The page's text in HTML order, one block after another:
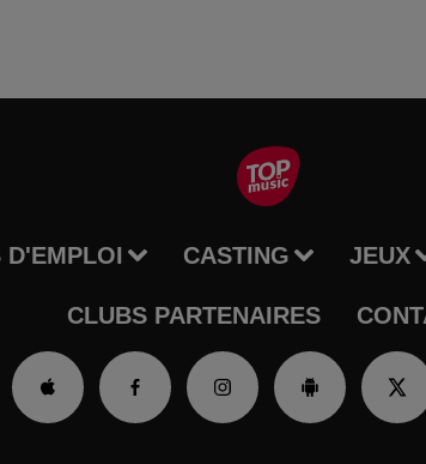
D'EMPLOI CASTING JEUX
CLUBS PARTENAIRES